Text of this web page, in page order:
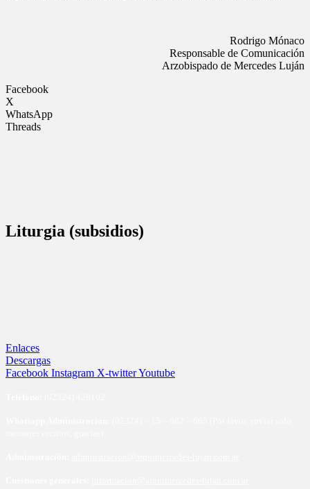
Rodrigo Mónaco
Responsable de Comunicación
Arzobispado de Mercedes Luján
Facebook
X
WhatsApp
Threads
Liturgia (subsidios)
Enlaces
Descargas
Facebook Instagram X-twitterYoutube